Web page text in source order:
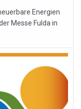
Energien
Messe Fulda in